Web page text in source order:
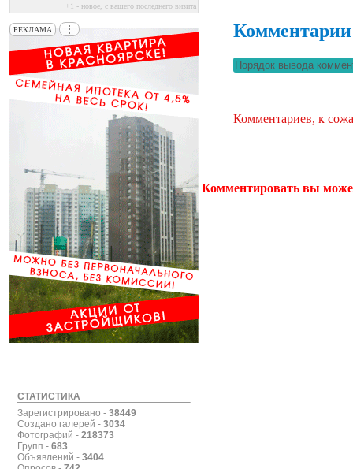
+1 - новое, с вашего последнего визита
РЕКЛАМА ⋮
СТАТИСТИКА
Зарегистрировано - 38449
Создано галерей - 3034
Фотографий - 218373
Групп - 683
Объявлений - 3404
Комментарии
Комментариев, к
Комментировать вы